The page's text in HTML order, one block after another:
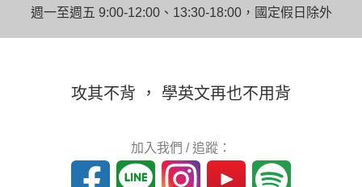
週一至週五 9:00-12:00、13:30-18:00，國定假日除外
攻其不背 ， 學英文再也不用背
加入我們 / 追蹤：